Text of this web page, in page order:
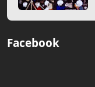
Facebook